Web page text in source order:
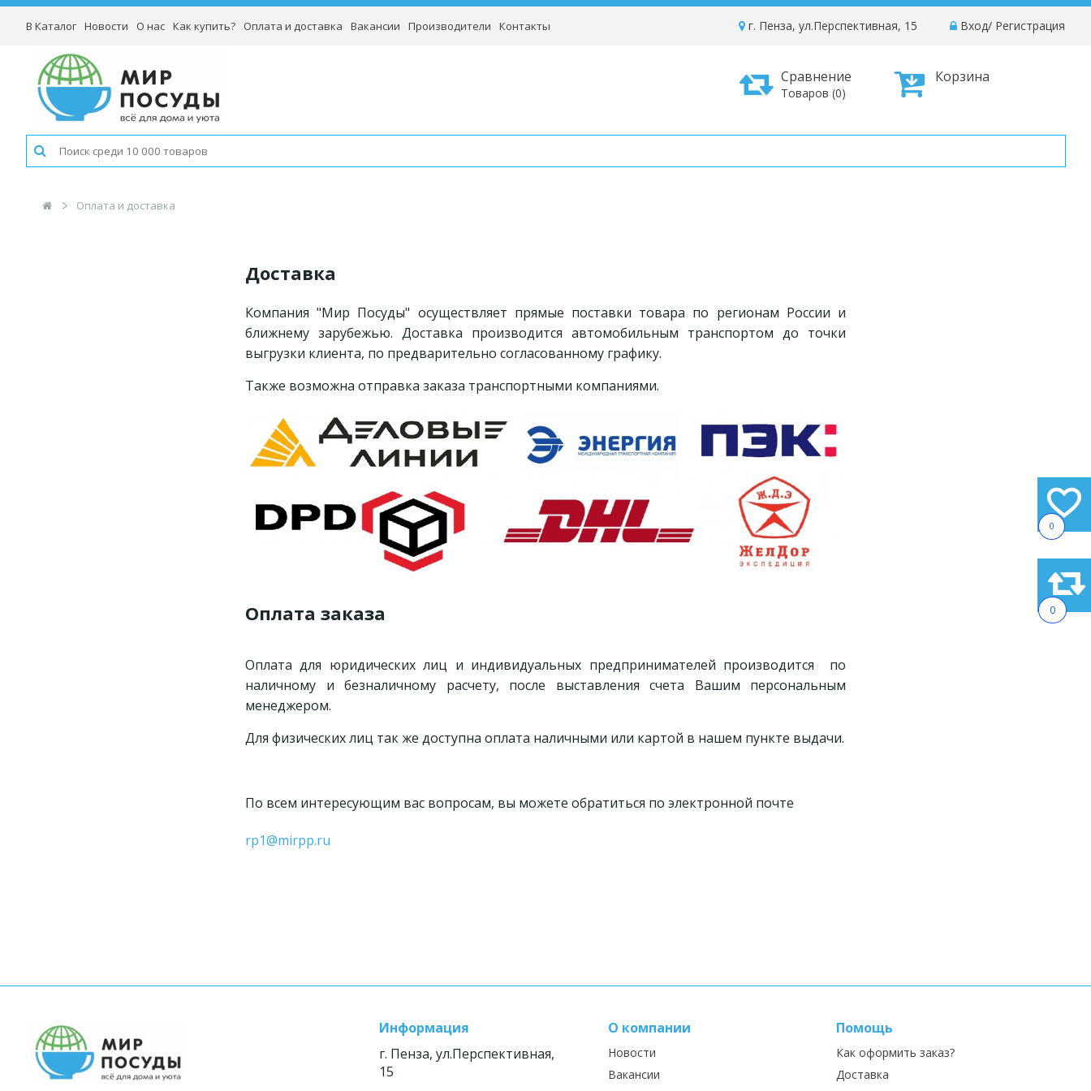
0
0
В Каталог Новости О нас Как купить? Оплата и доставка Вакансии Производители Контакты Вход/ Регистрация
г. Пенза, ул.Перспективная, 15
Корзина
Сравнение
Товаров (0)
Оплата и доставка
Доставка
Компания "Мир Посуды" осуществляет прямые поставки товара по регионам России и
ближнему зарубежью. Доставка производится автомобильным транспортом до точки
выгрузки клиента, по предварительно согласованному графику.
Также возможна отправка заказа транспортными компаниями.
Оплата заказа
Оплата для юридических лиц и индивидуальных предпринимателей производится по
наличному и безналичному расчету, после выставления счета Вашим персональным
менеджером.
Для физических лиц так же доступна оплата наличными или картой в нашем пункте выдачи.
По всем интересующим вас вопросам, вы можете обратиться по электронной почте
rp1@mirpp.ru
Информация
г. Пенза, ул.Перспективная,
15
О компании
Новости
Вакансии
Помощь
Как оформить заказ?
Доставка